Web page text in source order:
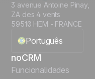
3 avenue Antoine Pinay,
ZA des 4 vents
59510 HEM - FRANCE
Português
English
noCRM
Funcionalidades